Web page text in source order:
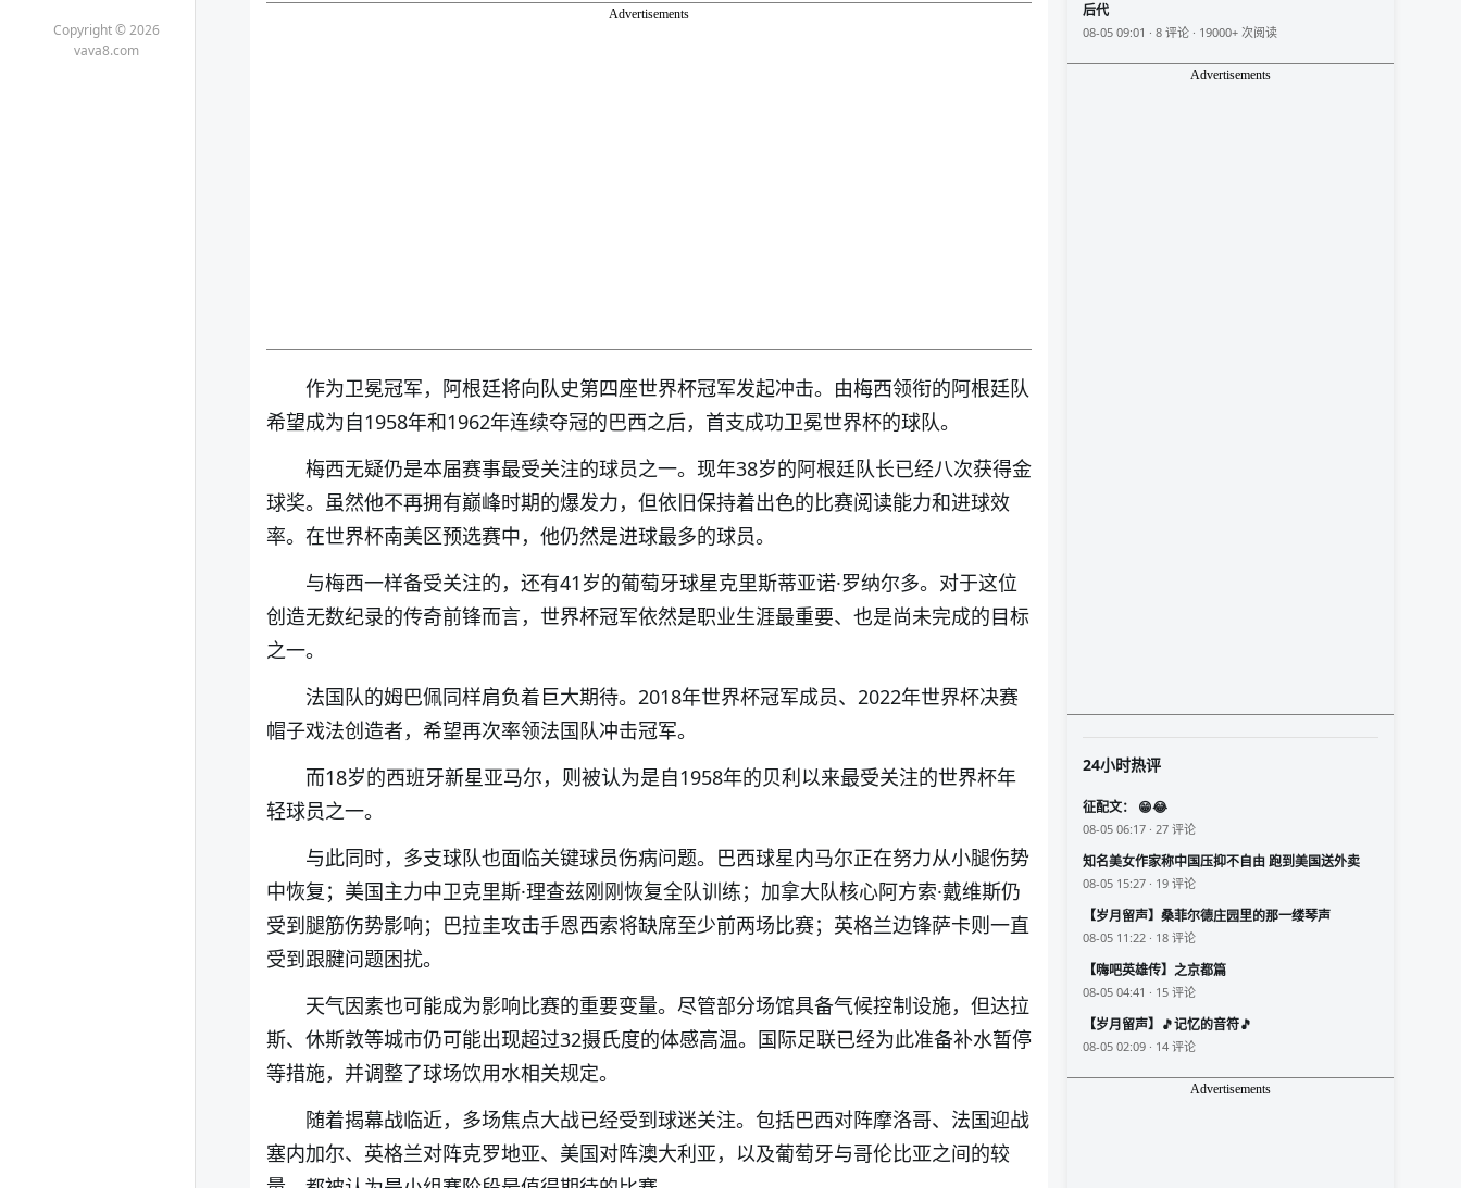
Copyright © 2026
vava8.com
Advertisements
作为卫冕冠军，阿根廷将向队史第四座世界杯冠军发起冲击。由梅西领衔的阿根廷队
希望成为自1958年和1962年连续夺冠的巴西之后，首支成功卫冕世界杯的球队。
梅西无疑仍是本届赛事最受关注的球员之一。现年38岁的阿根廷队长已经八次获得金
球奖。虽然他不再拥有巅峰时期的爆发力，但依旧保持着出色的比赛阅读能力和进球效
率。在世界杯南美区预选赛中，他仍然是进球最多的球员。
与梅西一样备受关注的，还有41岁的葡萄牙球星克里斯蒂亚诺·罗纳尔多。对于这位
创造无数纪录的传奇前锋而言，世界杯冠军依然是职业生涯最重要、也是尚未完成的目标
之一。
法国队的姆巴佩同样肩负着巨大期待。2018年世界杯冠军成员、2022年世界杯决赛
帽子戏法创造者，希望再次率领法国队冲击冠军。
而18岁的西班牙新星亚马尔，则被认为是自1958年的贝利以来最受关注的世界杯年
轻球员之一。
与此同时，多支球队也面临关键球员伤病问题。巴西球星内马尔正在努力从小腿伤势
中恢复；美国主力中卫克里斯·理查兹刚刚恢复全队训练；加拿大队核心阿方索·戴维斯仍
受到腿筋伤势影响；巴拉圭攻击手恩西索将缺席至少前两场比赛；英格兰边锋萨卡则一直
受到跟腱问题困扰。
天气因素也可能成为影响比赛的重要变量。尽管部分场馆具备气候控制设施，但达拉
斯、休斯敦等城市仍可能出现超过32摄氏度的体感高温。国际足联已经为此准备补水暂停
等措施，并调整了球场饮用水相关规定。
随着揭幕战临近，多场焦点大战已经受到球迷关注。包括巴西对阵摩洛哥、法国迎战
塞内加尔、英格兰对阵克罗地亚、美国对阵澳大利亚，以及葡萄牙与哥伦比亚之间的较
后代
08-05 09:01 · 8 评论 · 19000+ 次阅读
Advertisements
24小时热评
征配文： 😁😂
08-05 06:17 · 27 评论
知名美女作家称中国压抑不自由 跑到美国送外卖
08-05 15:27 · 19 评论
【岁月留声】桑菲尔德庄园里的那一缕琴声
08-05 11:22 · 18 评论
【嗨吧英雄传】之京都篇
08-05 04:41 · 15 评论
【岁月留声】🎵记忆的音符🎵
08-05 02:09 · 14 评论
Advertisements